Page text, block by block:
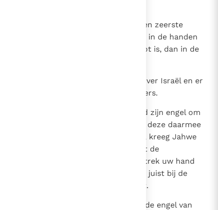
Toen zei David tot Gad: 'Ik ben ten zeerste
ontsteld, maar ik wil liever vallen in de handen
van Jahwe, wiens erbarming groot is, dan in de
Toen liet Jahwe de pest komen over Israël en er
vielen zeventigduizend slachtoffers.
Ook naar Jeruzalem stuurde God zijn engel om
er verderf te stichten. Maar toen deze daarmee
wilde beginnen en Jahwe dit zag, kreeg Jahwe
spijt over het onheil en Hij zei tot de
verderfengel: 'Het is nu genoeg; trek uw hand
terug.' De engel van Jahwe stond juist bij de
dorsvloer van Ornan, de Jebusiet.
Toen David zijn ogen opsloeg en de engel van